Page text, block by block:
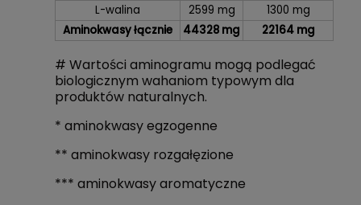
L-walina
2599 mg
1300 mg
Aminokwasy łącznie
44328 mg 22164 mg
# Wartości aminogramu mogą podlegać
biologicznym wahaniom typowym dla
produktów naturalnych.
* aminokwasy egzogenne
** aminokwasy rozgałęzione
*** aminokwasy aromatyczne